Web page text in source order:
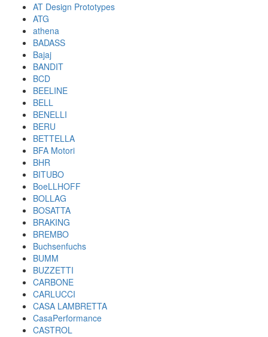
AT Design Prototypes
ATG
athena
BADASS
Bajaj
BANDIT
BCD
BEELINE
BELL
BENELLI
BERU
BETTELLA
BFA Motori
BHR
BITUBO
BoeLLHOFF
BOLLAG
BOSATTA
BRAKING
BREMBO
Buchsenfuchs
BUMM
BUZZETTI
CARBONE
CARLUCCI
CASA LAMBRETTA
CasaPerformance
CASTROL